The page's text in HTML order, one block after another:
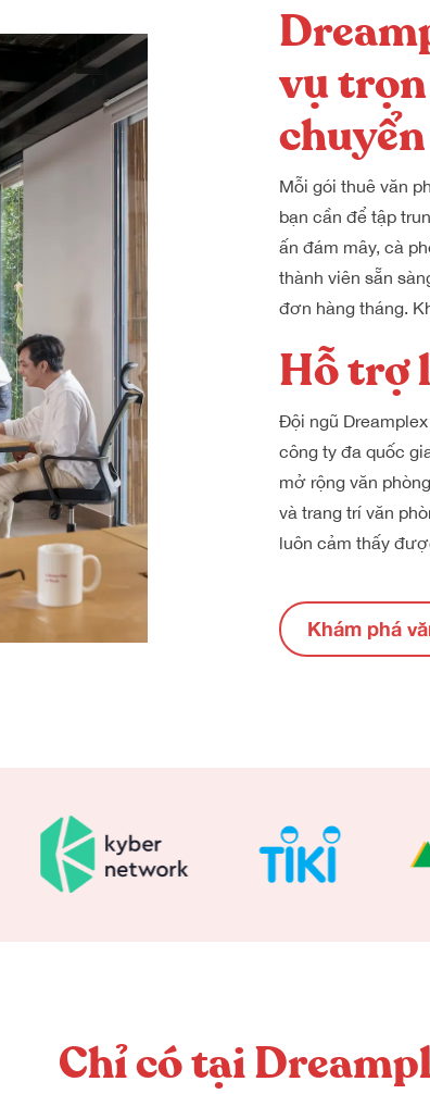
vụ trọn
Mỗi gói thuê văn
bạn cần để tập
ấn đám mây, cà
thành viên sẵn
đơn hàng tháng.
Hỗ trợ
Đội ngũ
công ty đa quốc
mở rộng văn
và trang trí văn
luôn cảm thấy
Khám phá
Chỉ có tại